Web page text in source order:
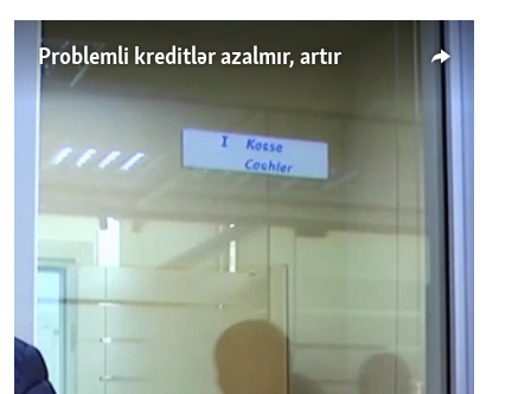
Problemli kreditlər azalmır, artır